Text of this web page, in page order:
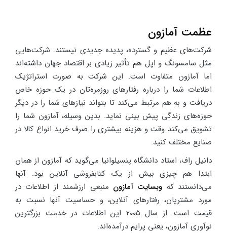
عظمت آمازون
شرکت‌های عظیم و گسترده، پدیده جدیدی نیستند. شرکت‌هایی
مثل سامسونگ و اپل هم تأثیر زیادی بر اقتصاد جهان داشته‌اند
اما آمازون متفاوت است. این شرکت به صورت استراتژیک
اطلاعات شما را درباره رفتارهای روزمره‌تان در یک حوزه خاص
دریافت و به هم مرتبط می‌کند تا بتواند نیازهای شما را در دیگر
حوزه‌های زندگی پیش بینی نماید. بدین وسیله، آمازون شما را
تشویق می‌کند وقت و هزینه بیشتری را صرف خرید انواع کالا در
صنایع مختلف کنید.
دانیل راف، استاد دانشگاه پنسیلوانیا می‌گوید که آمازون از همان
ابتدا هم چیزی بیش از یک کتابفروشی آنلاین بود. آنها
می‌دانستند که وبسایت آمازون منبعی ارزشمند از اطلاعات در
مورد مشتریان، رفتارهای آنلاین، و حساسیت آنها نسبت به
قیمت است. از سال 2005 این اطلاعات در خدمت بزرگترین
نوآوری آمازون، یعنی پرایم درآمده‌اند.